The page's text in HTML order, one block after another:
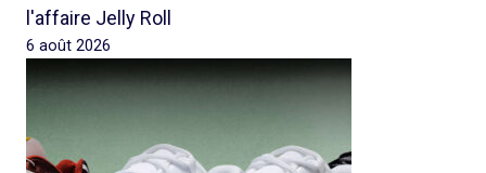
l'affaire Jelly Roll
6 août 2026